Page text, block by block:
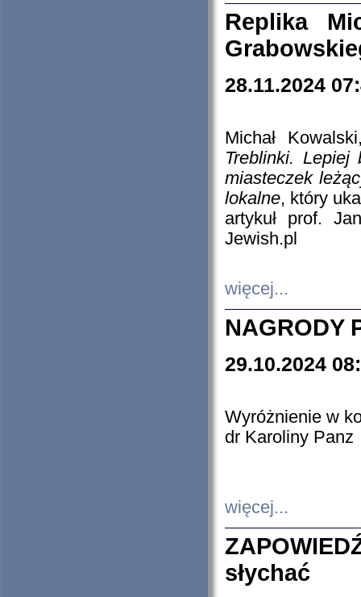
Replika
28.11.2024
Michał
Treblinki. Lepiej
miasteczek
lokalne, który
artykuł prof.
Jewish.pl
więcej...
NAGRODY
29.10.2024
Wyróżnienie w
dr Karoliny Panz
więcej...
słychać